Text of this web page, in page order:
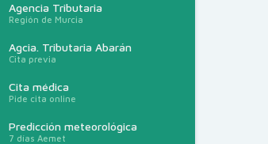
Agencia Tributaria
Región de Murcia
Agcia. Tributaria Abarán
Cita previa
Cita médica
Pide cita online
Predicción meteorológica
7 días Aemet